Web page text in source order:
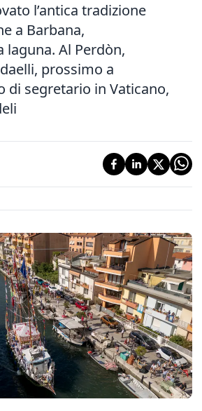
l’antica tradizione
a Barbana,
laguna. Al Perdòn,
prossimo a
di segretario in Vaticano,